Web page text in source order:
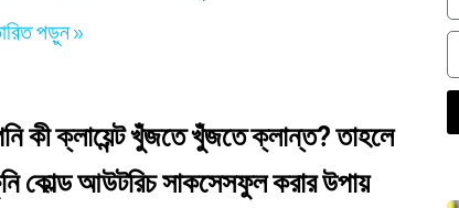
পড়ুন »
কী ক্লায়েন্ট খুঁজতে খুঁজতে ক্লান্ত? তাহলে
কোল্ড আউটরিচ সাকসেসফুল করার উপায়